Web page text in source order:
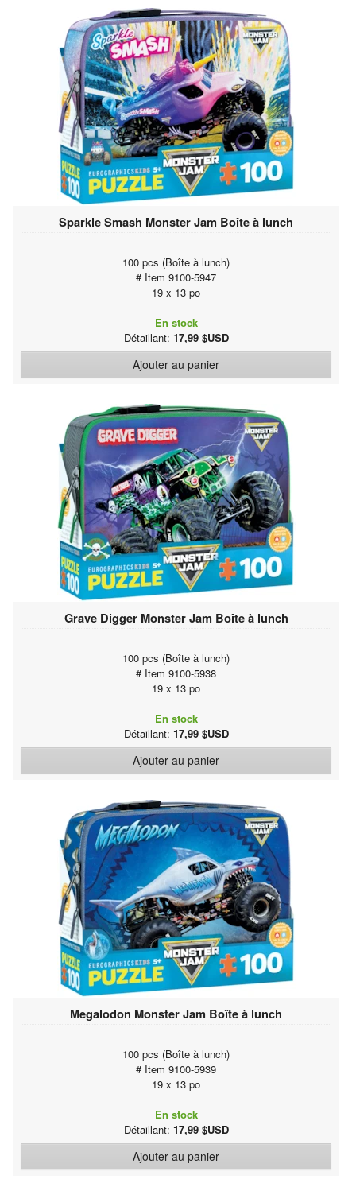
Sparkle Smash Monster Jam Boîte à lunch
100 pcs (Boîte à lunch)
# Item 9100-5947
19 x 13 po
En stock
Détaillant: 17,99 $USD
Ajouter au panier
Grave Digger Monster Jam Boîte à lunch
100 pcs (Boîte à lunch)
# Item 9100-5938
19 x 13 po
En stock
Détaillant: 17,99 $USD
Ajouter au panier
Megalodon Monster Jam Boîte à lunch
100 pcs (Boîte à lunch)
# Item 9100-5939
19 x 13 po
En stock
Détaillant: 17,99 $USD
Ajouter au panier